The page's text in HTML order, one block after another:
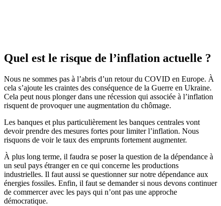
Quel est le risque de l’inflation actuelle ?
Nous ne sommes pas à l’abris d’un retour du COVID en Europe. À
cela s’ajoute les craintes des conséquence de la Guerre en Ukraine.
Cela peut nous plonger dans une récession qui associée à l’inflation
risquent de provoquer une augmentation du chômage.
Les banques et plus particulièrement les banques centrales vont
devoir prendre des mesures fortes pour limiter l’inflation. Nous
risquons de voir le taux des emprunts fortement augmenter.
À plus long terme, il faudra se poser la question de la dépendance à
un seul pays étranger en ce qui concerne les productions
industrielles. Il faut aussi se questionner sur notre dépendance aux
énergies fossiles. Enfin, il faut se demander si nous devons continuer
de commercer avec les pays qui n’ont pas une approche
démocratique.